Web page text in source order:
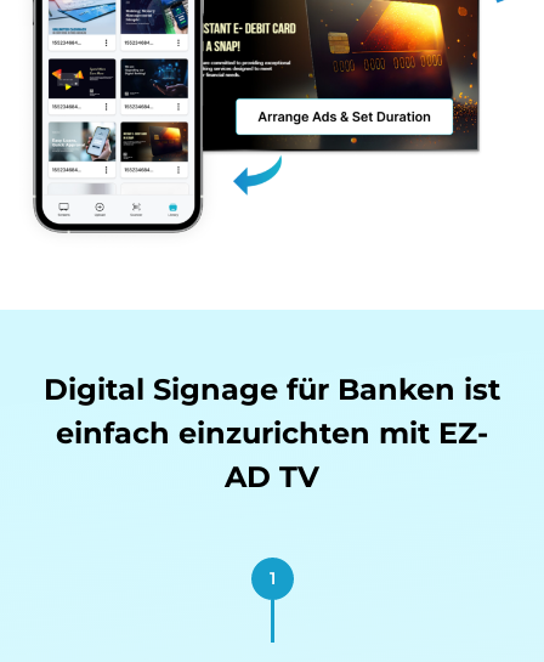
Digital Signage für Banken ist
einfach einzurichten mit EZ-
AD TV
1